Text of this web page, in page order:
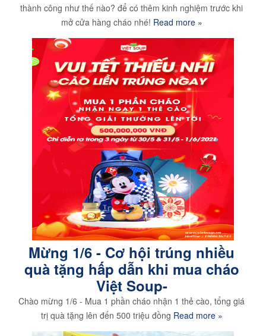
thành công như thế nào? để có thêm kinh nghiệm trước khi
mở cửa hàng cháo nhé! Read more »
Mừng 1/6 - Cơ hội trúng nhiều
quà tặng hấp dẫn khi mua cháo
Việt Soup-
Chào mừng 1/6 - Mua 1 phần cháo nhận 1 thẻ cào, tổng giá
trị quà tặng lên đến 500 triệu đồng Read more »